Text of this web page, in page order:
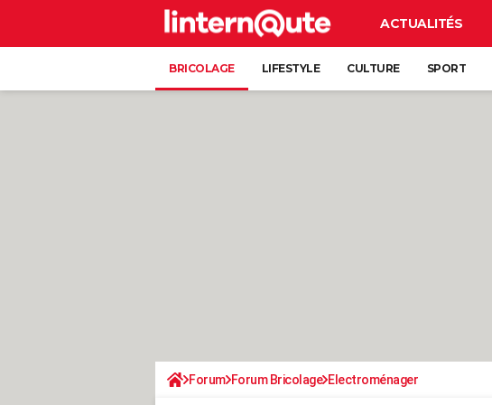
ACTUALITÉS
BRICOLAGE LIFESTYLE CULTURE SPORT
Forum Forum Bricolage Electroménager